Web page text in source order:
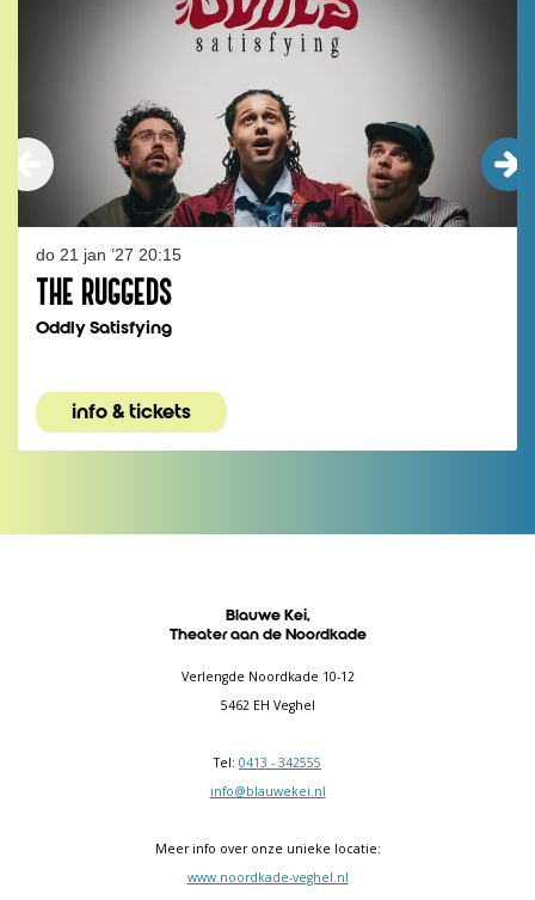
THE RUGGEDS
Oddly Satisfying
do 21 jan ’27 20:15
info & tickets
Blauwe Kei,
Theater aan de Noordkade
Verlengde Noordkade 10-12
5462 EH Veghel
Tel: 0413 - 342555
info@blauwekei.nl
Meer info over onze unieke locatie:
www.noordkade-veghel.nl